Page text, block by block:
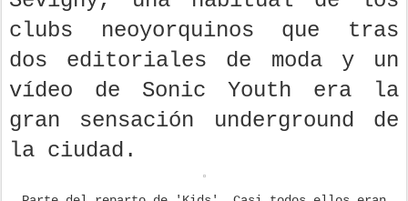
Sevigny, una habitual de los
clubs neoyorquinos que tras
dos editoriales de moda y un
vídeo de Sonic Youth era la
gran sensación underground de
la ciudad.